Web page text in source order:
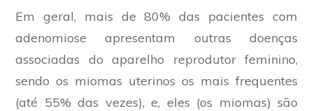
Em geral, mais de 80% das pacientes com
adenomiose apresentam outras doenças
associadas do aparelho reprodutor feminino,
sendo os miomas uterinos os mais frequentes
(até 55% das vezes), e, eles (os miomas) são